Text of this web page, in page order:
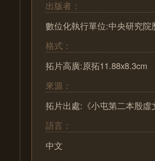
出版者：
數位化執行單位:中央研究院
格式：
拓片高廣:原拓11.88x8.3cm
來源：
拓片出處:《小屯第二本殷
語言：
中文